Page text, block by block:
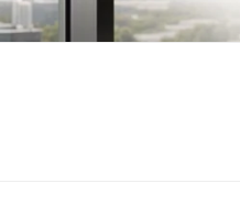
Zum
Inhalt